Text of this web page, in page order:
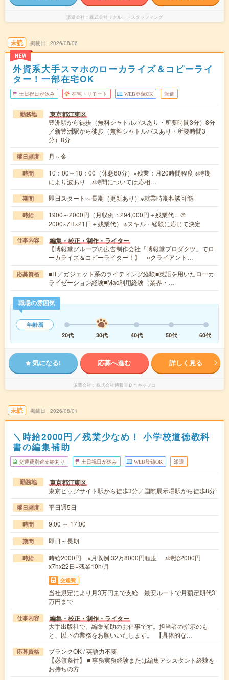
派遣会社 株式会社リクルートスタッフィング
未読
NEW
掲載日 2026/08/06
外資系大手スマホのローカライズ＆コピーライ
ター！一部在宅OK
土日祝日が休み 在宅・リモート WEB登録OK 派遣
勤務地 東京都江東区
豊洲駅から徒歩（無料シャトルバスあり・所要時間3分）8分
／新豊洲駅から徒歩（無料シャトルバスあり・所要時間3
分）8分
曜日頻度 月～金
時間
10：00～18：00（休憩60分）※残業：月20時間程度 ※時期
により波あり ※時間については応相…
期間 即日スタート～長期（更新あり）※就業時期相談可能
時給
1900～2000円（月収例：294,000円＋残業代＝＠
2000×7H×21日＋残業代） ※スキル・経験に応じて決定
仕事内容 編集・校正・制作・ライター
【博報堂グループの広告制作会社「博報堂プロダクツ」でロ
ーカライズ＆コピーライター！】 ○クライアント…
応募資格
■IT／ガジェット系のライティング経験■英語を用いたローカ
ライゼーション経験■Mac利用経験（業界・…
職場の雰囲気
年齢層
20代
30代 40代 50代 60代
気になる! 応募へ進む 詳しく見る
派遣会社 株式会社博報堂ＤＹキャプコ
未読 掲載日 2026/08/01
＼時給2000円／残業少なめ！ 小学校道徳教科
書の編集補助
交通費別途支給あり 土日祝日が休み WEB登録OK 派遣
勤務地 東京都江東区
東京ビッグサイト駅から徒歩3分／国際展示場駅から徒歩8分
曜日頻度 平日週5日
時間 9:00 ～ 17:00
期間 即日～長期
時給
時給2000円 ※月収例:32万8000円程度 ※時給2000円
x7hx22日+残業10h/月
交通費
当社規定により月3万円まで支給 最安ルートで月額定期代3
万円まで
仕事内容 編集・校正・制作・ライター
大手出版社で、編集補助のお仕事です。担当者の指示のも
と、以下の業務をお願いいたします。 【具体的な…
応募資格
ブランクOK / 英語力不要
【必須条件】 ■ 事務実務経験または編集アシスタント経験を
お持ちの方